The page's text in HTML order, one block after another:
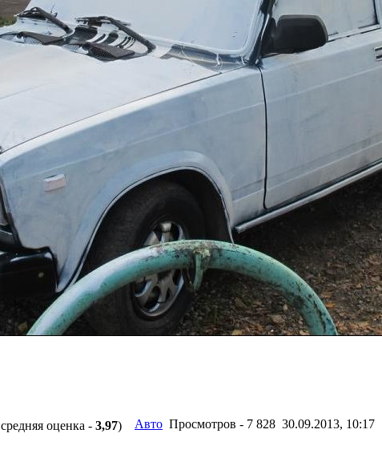
оценка - 3,97) Авто Просмотров - 7 828 30.09.2013, 10:17